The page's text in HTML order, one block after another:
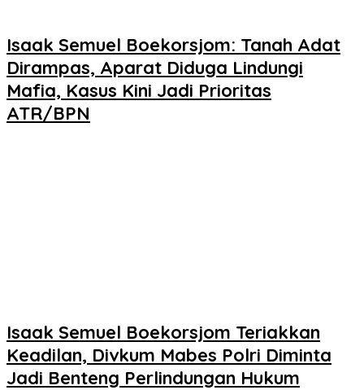
Isaak Semuel Boekorsjom: Tanah Adat
Dirampas, Aparat Diduga Lindungi
Mafia, Kasus Kini Jadi Prioritas
ATR/BPN
Isaak Semuel Boekorsjom Teriakkan
Keadilan, Divkum Mabes Polri Diminta
Jadi Benteng Perlindungan Hukum